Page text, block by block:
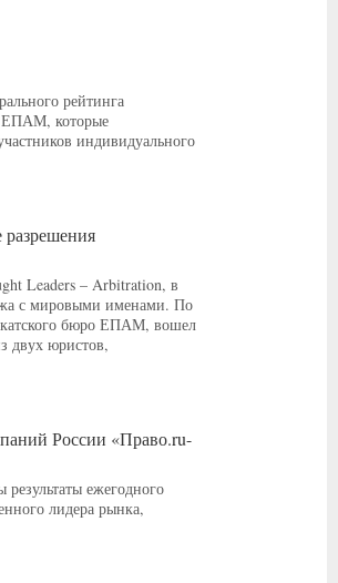
рейтинга
ЕПАМ, которые
индивидуального
Leaders – Arbitration, в
с мировыми именами. По
бюро ЕПАМ, вошел
двух юристов,
России «Право.ru-
ежегодного
лидера рынка,